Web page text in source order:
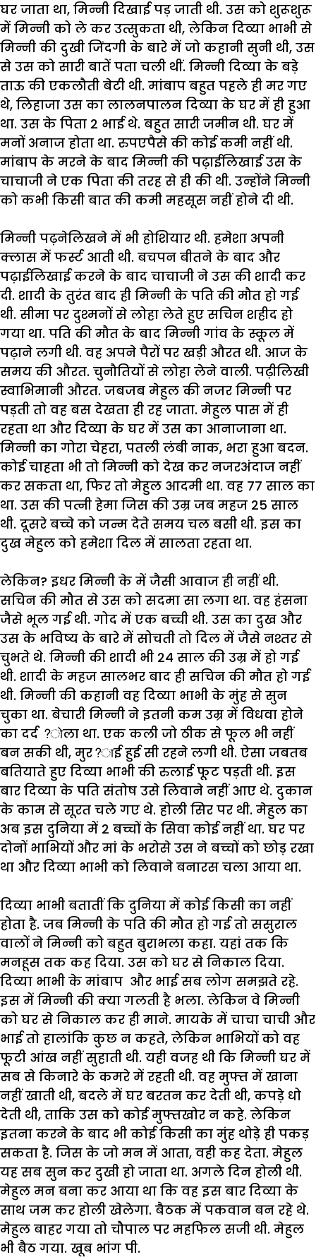
घर जाता था, मिन्नी दिखाई पड़ जाती थी. उस को शुरूशुरू
में मिन्नी को ले कर उत्सुकता थी, लेकिन दिव्या भाभी से
मिन्नी की दुखी जिंदगी के बारे में जो कहानी सुनी थी, उस
से उस को सारी बातें पता चली थीं. मिन्नी दिव्या के बड़े
ताऊ की एकलौती बेटी थी. मांबाप बहुत पहले ही मर गए
थे, लिहाजा उस का लालनपालन दिव्या के घर में ही हुआ
था. उस के पिता 2 भाई थे. बहुत सारी जमीन थी. घर में
मनों अनाज होता था. रुपएपैसे की कोई कमी नहीं थी.
मांबाप के मरने के बाद मिन्नी की पढ़ाईलिखाई उस के
चाचाजी ने एक पिता की तरह से ही की थी. उन्होंने मिन्नी
को कभी किसी बात की कमी महसूस नहीं होने दी थी.
मिन्नी पढ़नेलिखने में भी होशियार थी. हमेशा अपनी
क्लास में फर्स्टआती थी. बचपन बीतने के बाद और
पढ़ाईलिखाई करने के बाद चाचाजी ने उस की शादी कर
दी. शादी के तुरंत बाद ही मिन्नी के पति की मौत हो गई
थी. सीमा पर दुश्मनों से लोहा लेते हुए सचिन शहीद हो
गया था. पति की मौत के बाद मिन्नी गांव के स्कूल में
पढ़ाने लगी थी. वह अपने पैरों पर खड़ी औरत थी. आज के
समय की औरत. चुनौतियों से लोहा लेने वाली. पढ़ीलिखी
स्वाभिमानी औरत. जबजब मेहुल की नजर मिन्नी पर
पड़ती तो वह बस देखता ही रह जाता. मेहुल पास में ही
रहता था और दिव्या के घर में उस का आनाजाना था.
मिन्नी का गोरा चेहरा, पतली लंबी नाक, भरा हुआ बदन.
कोई चाहता भी तो मिन्नी को देख कर नजरअंदाज नहीं
कर सकता था, फिर तो मेहुल आदमी था. वह 77 साल का
था. उस की पत्नी हेमा जिस की उम्र जब महज 25 साल
थी. दूसरे बच्चे को जन्म देते समय चल बसी थी. इस का
दुख मेहुल को हमेशा दिल में सालता रहता था.
लेकिन? इधर मिन्नी के में जैसी आवाज ही नहीं थी.
सचिन की मौत से उस को सदमा सा लगा था. वह हंसना
जैसे भूल गई थी. गोद में एक बच्ची थी. उस का दुख और
उस के भविष्य के बारे में सोचती तो दिल में जैसे नश्तर से
चुभते थे. मिन्नी की शादी भी 24 साल की उम्र में हो गई
थी. शादी के महज सालभर बाद ही सचिन की मौत हो गई
थी. मिन्नी की कहानी वह दिव्या भाभी के मुंह से सुन
चुका था. बेचारी मिन्नी ने इतनी कम उम्र में विधवा होने
का दर्द?ोला था. एक कली जो ठीक से फूल भी नहीं
बन सकी थी, मुर?ाई हुई सी रहने लगी थी. ऐसा जबतब
बतियाते हुए दिव्या भाभी की रुलाई फूट पड़ती थी. इस
बार दिव्या के पति संतोष उसे लिवाने नहीं आए थे. दुकान
के काम से सूरत चले गए थे. होली सिर पर थी. मेहुल का
अब इस दुनिया में 2 बच्चों के सिवा कोई नहीं था. घर पर
दोनों भाभियों और मां के भरोसे उस ने बच्चों को छोड़ रखा
था और दिव्या भाभी को लिवाने बनारस चला आया था.
दिव्या भाभी बतातीं कि दुनिया में कोई किसी का नहीं
होता है. जब मिन्नी के पति की मौत हो गई तो ससुराल
वालों ने मिन्नी को बहुत बुराभला कहा. यहां तक कि
मनहूस तक कह दिया. उस को घर से निकाल दिया.
दिव्या भाभी के मांबाप और भाई सब लोग समझते रहे.
इस में मिन्नी की क्या गलती है भला. लेकिन वे मिन्नी
को घर से निकाल कर ही माने. मायके में चाचा चाची और
भाई तो हालांकि कुछ न कहते, लेकिन भाभियों को वह
फूटी आंख नहीं सुहाती थी. यही वजह थी कि मिन्नी घर में
सब से किनारे के कमरे में रहती थी. वह मुफ्त में खाना
नहीं खाती थी, बदले में घर बरतन कर देती थी, कपड़े धो
देती थी, ताकि उस को कोई मुफ्तखोर न कहे. लेकिन
इतना करने के बाद भी कोई किसी का मुंह थोड़े ही पकड़
सकता है. जिस के जो मन में आता, वही कह देता. मेहुल
यह सब सुन कर दुखी हो जाता था. अगले दिन होली थी.
मेहुल मन बना कर आया था कि वह इस बार दिव्या के
साथ जम कर होली खेलेगा. बैठक में पकवान बन रहे थे.
मेहुल बाहर गया तो चौपाल पर महफिल सजी थी. मेहुल
भी बैठ गया. खूब भांग पी.